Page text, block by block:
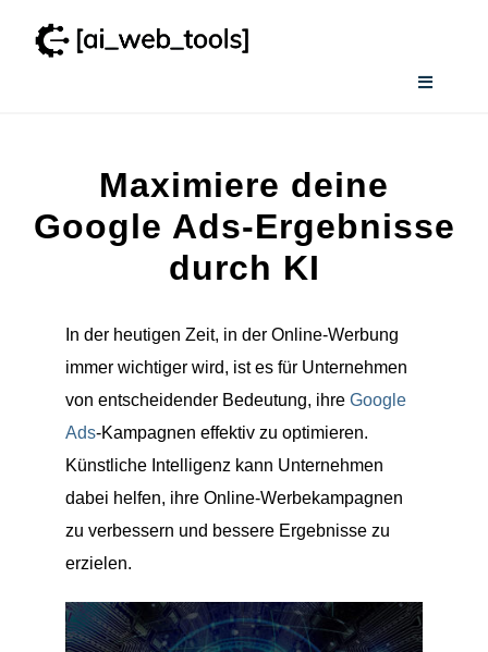
Inhalt
Toggle
Wissenswertes
Smart AI Tool Selector
Maximiere deine
Google Ads-Ergebnisse
durch KI
In der heutigen Zeit, in der Online-Werbung
immer wichtiger wird, ist es für Unternehmen
von entscheidender Bedeutung, ihre Google
Ads-Kampagnen effektiv zu optimieren.
Künstliche Intelligenz kann Unternehmen
dabei helfen, ihre Online-Werbekampagnen
zu verbessern und bessere Ergebnisse zu
erzielen.